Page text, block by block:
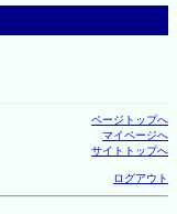
ページトップへ
マイページへ
サイトトップへ
ログアウト